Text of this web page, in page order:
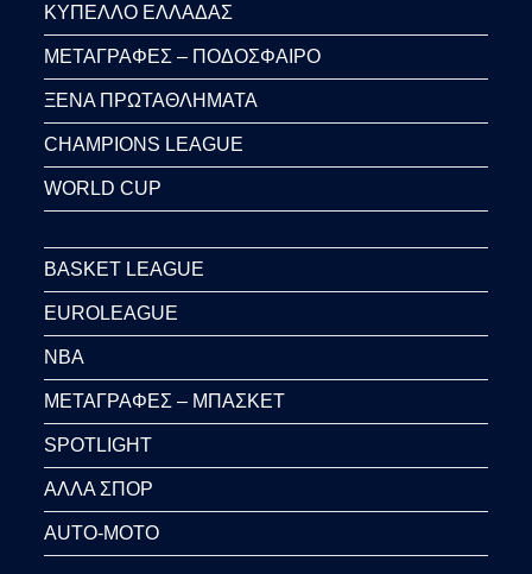
ΚΥΠΕΛΛΟ ΕΛΛΑΔΑΣ
ΜΕΤΑΓΡΑΦΕΣ – ΠΟΔΟΣΦΑΙΡΟ
ΞΕΝΑ ΠΡΩΤΑΘΛΗΜΑΤΑ
CHAMPIONS LEAGUE
WORLD CUP
BASKET LEAGUE
EUROLEAGUE
NBA
ΜΕΤΑΓΡΑΦΕΣ – ΜΠΑΣΚΕΤ
SPOTLIGHT
ΑΛΛΑ ΣΠΟΡ
AUTO-MOTO